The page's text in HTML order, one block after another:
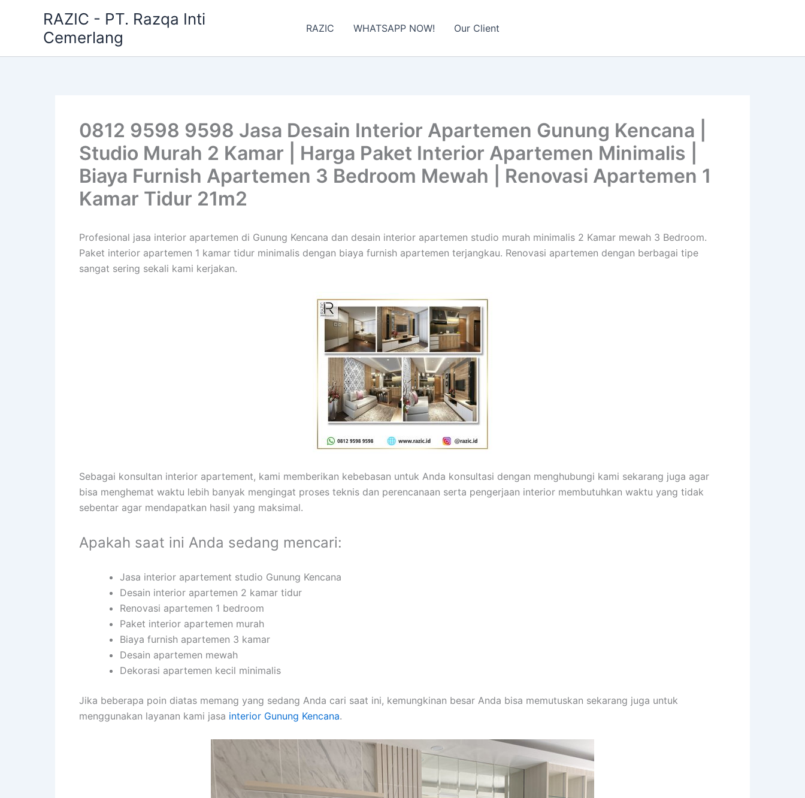
RAZIC - PT. Razqa Inti
Cemerlang
RAZIC WHATSAPP NOW! Our Client
0812 9598 9598 Jasa Desain Interior Apartemen Gunung Kencana |
Studio Murah 2 Kamar | Harga Paket Interior Apartemen Minimalis |
Biaya Furnish Apartemen 3 Bedroom Mewah | Renovasi Apartemen 1
Kamar Tidur 21m2
Profesional jasa interior apartemen di Gunung Kencana dan desain interior apartemen studio murah minimalis 2 Kamar mewah 3 Bedroom.
Paket interior apartemen 1 kamar tidur minimalis dengan biaya furnish apartemen terjangkau. Renovasi apartemen dengan berbagai tipe
sangat sering sekali kami kerjakan.
Sebagai konsultan interior apartement, kami memberikan kebebasan untuk Anda konsultasi dengan menghubungi kami sekarang juga agar
bisa menghemat waktu lebih banyak mengingat proses teknis dan perencanaan serta pengerjaan interior membutuhkan waktu yang tidak
sebentar agar mendapatkan hasil yang maksimal.
Apakah saat ini Anda sedang mencari:
Jasa interior apartement studio Gunung Kencana
Desain interior apartemen 2 kamar tidur
Renovasi apartemen 1 bedroom
Paket interior apartemen murah
Biaya furnish apartemen 3 kamar
Desain apartemen mewah
Dekorasi apartemen kecil minimalis
Jika beberapa poin diatas memang yang sedang Anda cari saat ini, kemungkinan besar Anda bisa memutuskan sekarang juga untuk
menggunakan layanan kami jasa interior Gunung Kencana.